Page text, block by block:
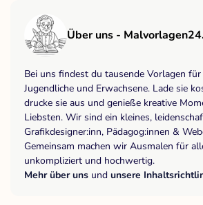
Über uns -
Bei uns findest du tausende Vorlagen für
Jugendliche und Erwachsene. Lade sie
drucke sie aus und genieße kreative
Liebsten. Wir sind ein kleines,
Grafikdesigner:inn, Pädagog:innen &
Gemeinsam machen wir Ausmalen für
unkompliziert und hochwertig.
Mehr über uns und unsere